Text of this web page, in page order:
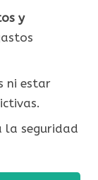
y
ni estar
seguridad